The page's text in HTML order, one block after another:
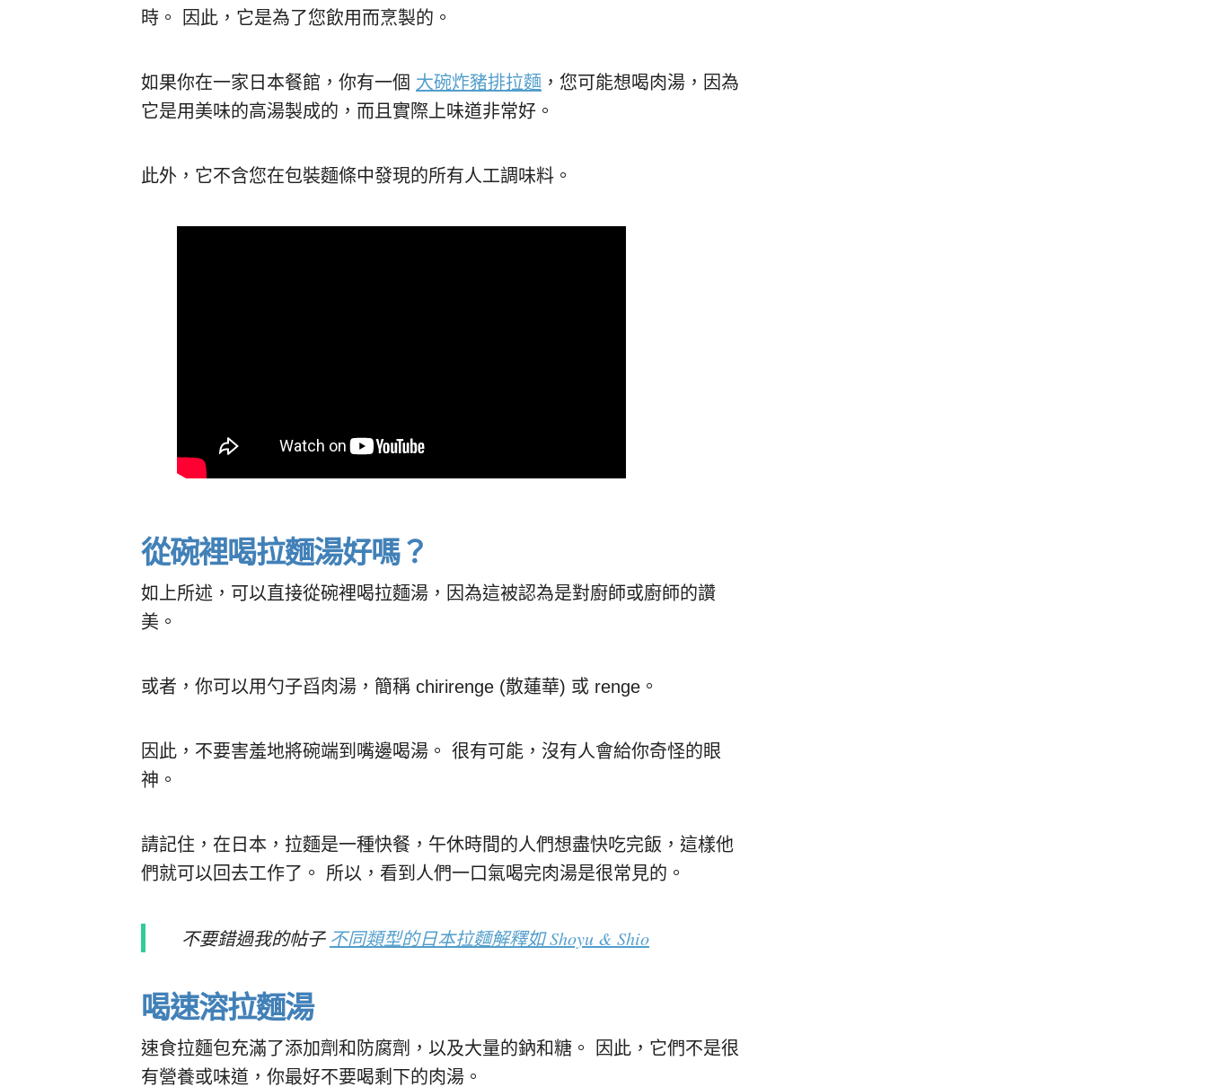
時。 因此，它是為了您飲用而烹製的。
如果你在一家日本餐館，你有一個 大碗炸豬排拉麵 ，您可能想喝肉湯，因為
它是用美味的高湯製成的，而且實際上味道非常好。
此外，它不含您在包裝麵條中發現的所有人工調味料。
從碗裡喝拉麵湯好嗎？
如上所述，可以直接從碗裡喝拉麵湯，因為這被認為是對廚師或廚師的讚
美。
或者，你可以用勺子舀肉湯，簡稱 chirirenge (散蓮華) 或 renge。
因此，不要害羞地將碗端到嘴邊喝湯。 很有可能，沒有人會給你奇怪的眼
神。
請記住，在日本，拉麵是一種快餐，午休時間的人們想盡快吃完飯，這樣他
們就可以回去工作了。 所以，看到人們一口氣喝完肉湯是很常見的。
不要錯過我的帖子 不同類型的日本拉麵解釋如 Shoyu & Shio
喝速溶拉麵湯
速食拉麵包充滿了添加劑和防腐劑，以及大量的鈉和糖。 因此，它們不是很
有營養或味道，你最好不要喝剩下的肉湯。